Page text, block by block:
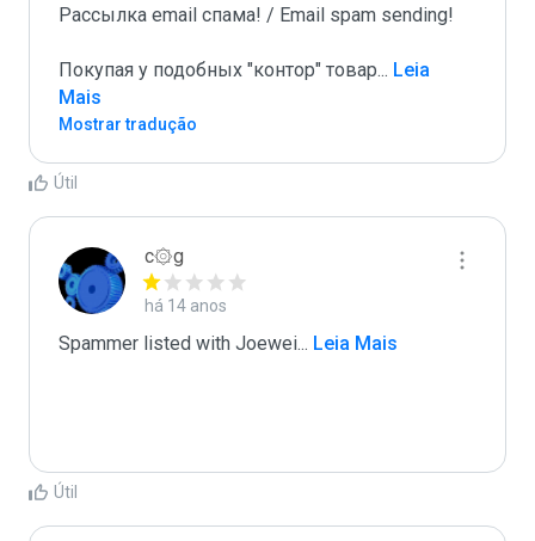
Рассылка email спама! / Email spam sending!
Покупая у подобных "контор" товар... Leia
Mais
Mostrar tradução
Útil
c۞g
há 14 anos
Spammer listed with Joewei... Leia Mais
Útil